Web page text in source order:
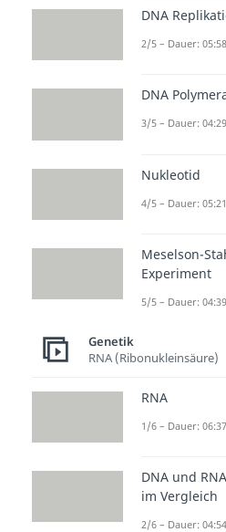
zwei
sorgen.
Merkmals
wie zum
ist der
(Allele)
homozygot
beiden
Regelgilt nur
Lebewesen,
DNA
2/5 – Dauer: 05:58
DNA
3/5 – Dauer: 04:29
Nukleotid
4/5 – Dauer: 05:21
Meselson-
Experiment
5/5 – Dauer: 04:39
Genetik
RNA (Ribonukleinsäure)
RNA
1/6 – Dauer: 06:37
DNA und RNA
im Vergleich
2/6 – Dauer: 04:54